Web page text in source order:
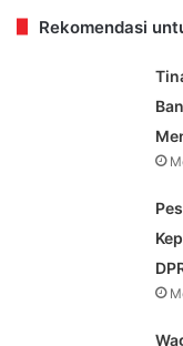
Rekomendasi